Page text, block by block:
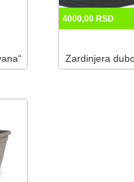
Zardinjera
4000,00 RSD